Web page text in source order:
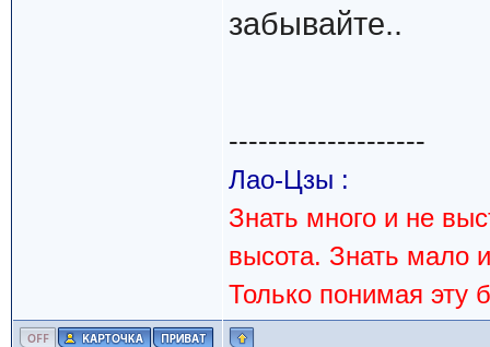
забывайте..
--------------------
Лао-Цзы :
Знать много и не
высота. Знать мало
Только понимая эту